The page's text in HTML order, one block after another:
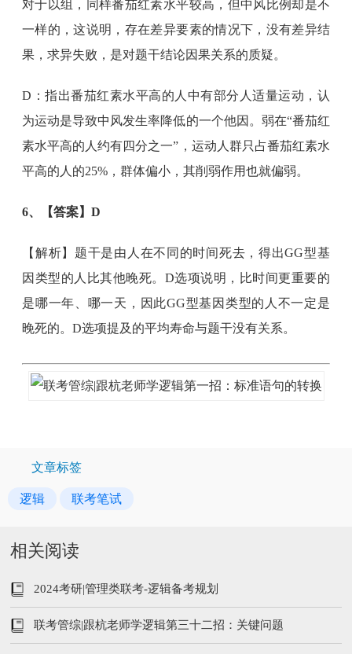
对于以组，同样番茄红素水平较高，但中风比例却是不
一样的，这说明，存在差异要素的情况下，没有差异结
果，求异失败，是对题干结论因果关系的质疑。
D：指出番茄红素水平高的人中有部分人适量运动，认
为运动是导致中风发生率降低的一个他因。弱在“番茄红
素水平高的人约有四分之一”，运动人群只占番茄红素水
平高的人的25%，群体偏小，其削弱作用也就偏弱。
6、【答案】D
【解析】题干是由人在不同的时间死去，得出GG型基
因类型的人比其他晚死。D选项说明，比时间更重要的
是哪一年、哪一天，因此GG型基因类型的人不一定是
晚死的。D选项提及的平均寿命与题干没有关系。
文章标签
逻辑 联考笔试
相关阅读
2024考研|管理类联考-逻辑备考规划
联考管综|跟杭老师学逻辑第三十二招：关键问题